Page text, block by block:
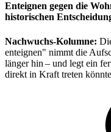
Enteignen gegen die
historischen
Nachwuchs-Kolumne:
enteignen" nimmt die
länger hin – und legt ein
direkt in Kraft treten